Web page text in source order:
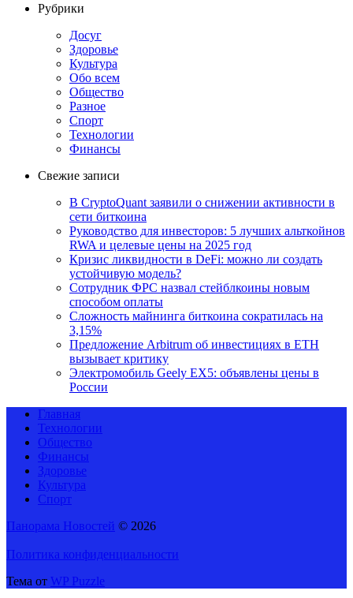
Рубрики
Досуг
Здоровье
Культура
Обо всем
Общество
Разное
Спорт
Технологии
Финансы
Свежие записи
В CryptoQuant заявили о снижении активности в
сети биткоина
Руководство для инвесторов: 5 лучших альткойнов
RWA и целевые цены на 2025 год
Кризис ликвидности в DeFi: можно ли создать
устойчивую модель?
Сотрудник ФРС назвал стейблкоины новым
способом оплаты
Сложность майнинга биткоина сократилась на
3,15%
Предложение Arbitrum об инвестициях в ETH
вызывает критику
Электромобиль Geely EX5: объявлены цены в
России
Главная
Технологии
Общество
Финансы
Здоровье
Культура
Спорт
Панорама Новостей © 2026
Политика конфиденциальности
Тема от WP Puzzle